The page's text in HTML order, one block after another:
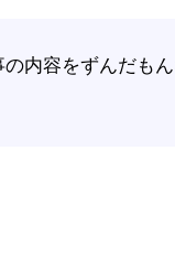
の内容をずんだ